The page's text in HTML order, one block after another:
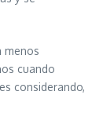
menos
cuando
considerando,